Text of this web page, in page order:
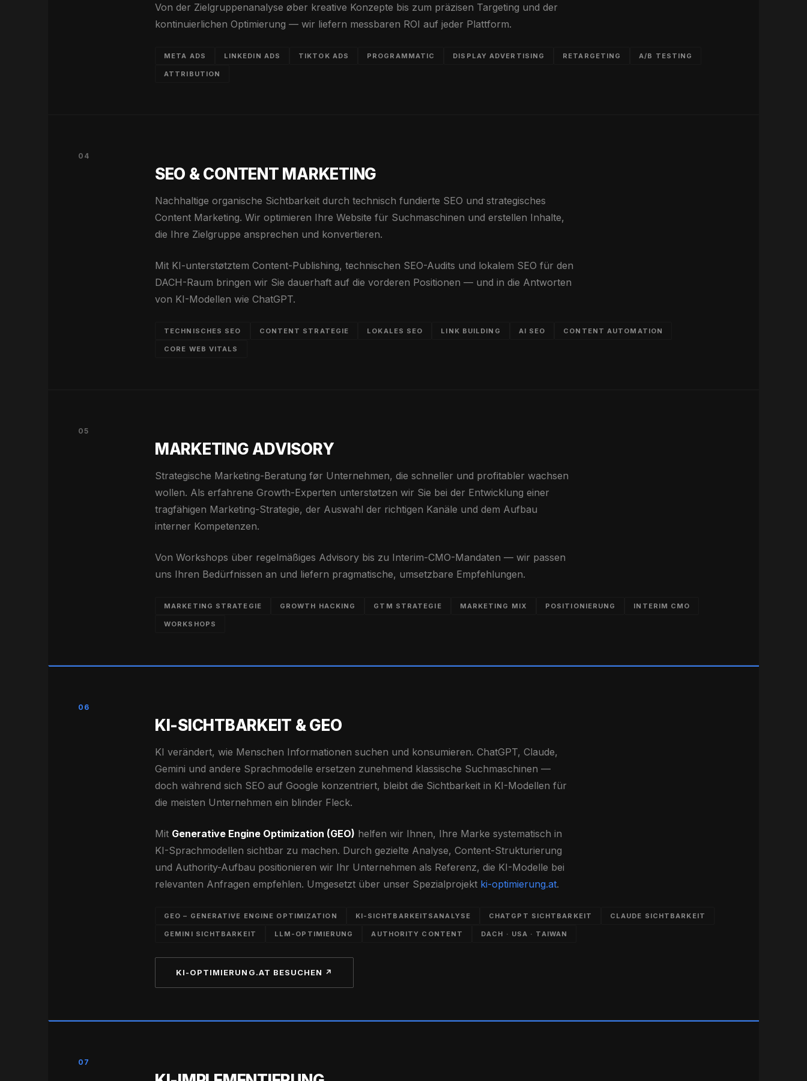
Von der Zielgruppenanalyse øber kreative Konzepte bis zum präzisen Targeting und der
kontinuierlichen Optimierung — wir liefern messbaren ROI auf jeder Plattform.
META ADS LINKEDIN ADS TIKTOK ADS PROGRAMMATIC DISPLAY ADVERTISING RETARGETING A/B TESTING
ATTRIBUTION
04
SEO & CONTENT MARKETING
Nachhaltige organische Sichtbarkeit durch technisch fundierte SEO und strategisches
Content Marketing. Wir optimieren Ihre Website für Suchmaschinen und erstellen Inhalte,
die Ihre Zielgruppe ansprechen und konvertieren.
Mit KI-unterstøtztem Content-Publishing, technischen SEO-Audits und lokalem SEO für den
DACH-Raum bringen wir Sie dauerhaft auf die vorderen Positionen — und in die Antworten
von KI-Modellen wie ChatGPT.
TECHNISCHES SEO CONTENT STRATEGIE LOKALES SEO LINK BUILDING AI SEO CONTENT AUTOMATION
CORE WEB VITALS
05
MARKETING ADVISORY
Strategische Marketing-Beratung før Unternehmen, die schneller und profitabler wachsen
wollen. Als erfahrene Growth-Experten unterstøtzen wir Sie bei der Entwicklung einer
tragfähigen Marketing-Strategie, der Auswahl der richtigen Kanäle und dem Aufbau
interner Kompetenzen.
Von Workshops über regelmäßiges Advisory bis zu Interim-CMO-Mandaten — wir passen
uns Ihren Bedürfnissen an und liefern pragmatische, umsetzbare Empfehlungen.
MARKETING STRATEGIE GROWTH HACKING GTM STRATEGIE MARKETING MIX POSITIONIERUNG INTERIM CMO
WORKSHOPS
06
KI-SICHTBARKEIT & GEO
KI verändert, wie Menschen Informationen suchen und konsumieren. ChatGPT, Claude,
Gemini und andere Sprachmodelle ersetzen zunehmend klassische Suchmaschinen —
doch während sich SEO auf Google konzentriert, bleibt die Sichtbarkeit in KI-Modellen für
die meisten Unternehmen ein blinder Fleck.
Mit Generative Engine Optimization (GEO) helfen wir Ihnen, Ihre Marke systematisch in
KI-Sprachmodellen sichtbar zu machen. Durch gezielte Analyse, Content-Strukturierung
und Authority-Aufbau positionieren wir Ihr Unternehmen als Referenz, die KI-Modelle bei
relevanten Anfragen empfehlen. Umgesetzt über unser Spezialprojekt ki-optimierung.at.
GEO – GENERATIVE ENGINE OPTIMIZATION KI-SICHTBARKEITSANALYSE CHATGPT SICHTBARKEIT CLAUDE SICHTBARKEIT
GEMINI SICHTBARKEIT LLM-OPTIMIERUNG AUTHORITY CONTENT DACH · USA · TAIWAN
KI-OPTIMIERUNG.AT BESUCHEN ↗
07